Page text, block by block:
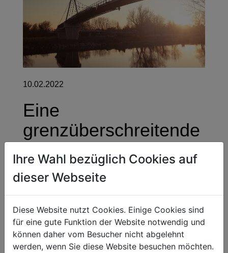
10.02.2022
Eine
grenzüberschreitende
Verbindung
Marchegg - Die 260 Meter lange Hängebrücke
über die March verbindet Marchegg und Vysokà.
Das Bauwerk steht für erfolgreiche
länderübergreifende Zusammenarbeit zwischen
Österreich und der Slowakei. Zudem unterstützt
das Projekt die Regionalentwicklung sowie den
Radtourismus auf beiden Seiten.
Ihre Wahl bezüglich Cookies auf
dieser Webseite
Diese Website nutzt Cookies. Einige Cookies sind
für eine gute Funktion der Website notwendig und
können daher vom Besucher nicht abgelehnt
werden, wenn Sie diese Website besuchen möchten.